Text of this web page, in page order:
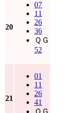
20
07
11
26
36
ＱＧ
52
21
01
11
26
41